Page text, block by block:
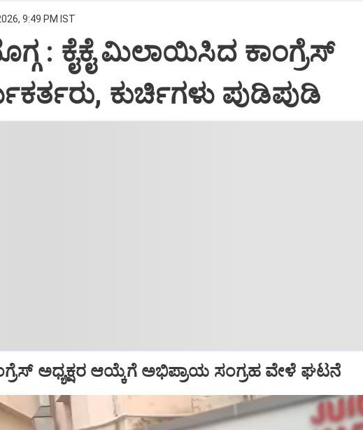
9:49 PM IST
: ಕೈಕೈ ಮಿಲಾಯಿಸಿದ ಕಾಂಗ್ರೆಸ್
ಕುರ್ಚಿಗಳು ಪುಡಿಪುಡಿ
ಅಧ್ಯಕ್ಷರ ಆಯ್ಕೆಗೆ ಅಭಿಪ್ರಾಯ ಸಂಗ್ರಹ ವೇಳೆ ಘಟನೆ